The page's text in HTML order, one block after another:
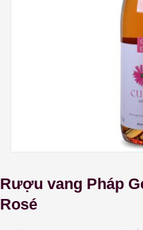
Rượu vang Pháp
Rosé